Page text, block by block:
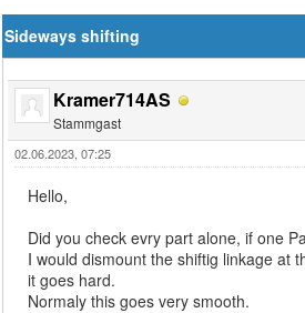
Sideways shifting
Kramer714AS
Stammgast
02.06.2023, 07:25
Hello,
Did you check evry part alone, if one
I would dismount the shiftig linkage at
it goes hard.
Normaly this goes very smooth.